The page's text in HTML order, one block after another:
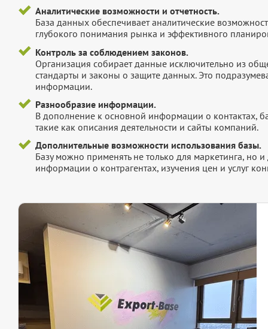
Аналитические возможности и отчетность.
База данных обеспечивает аналитические
глубокого понимания рынка и эффективного
Контроль за соблюдением законов.
Организация собирает данные исключительно из
стандарты и законы о защите данных. Это
информации.
Разнообразие информации.
В дополнение к основной информации о контактах,
такие как описания деятельности и сайты компаний.
Дополнительные возможности использования базы.
Базу можно применять не только для маркетинга, но
информации о контрагентах, изучения цен и услуг